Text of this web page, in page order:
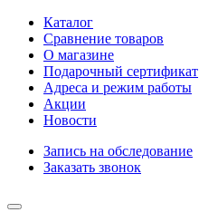
Каталог
Сравнение товаров
О магазине
Подарочный сертификат
Адреса и режим работы
Акции
Новости
Запись на обследование
Заказать звонок